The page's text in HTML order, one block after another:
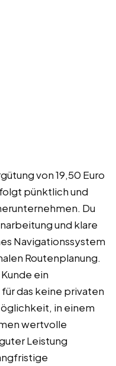
von 19,50 Euro
pünktlich und
Du
und klare
Navigationssystem
Routenplanung.
ein
das keine privaten
in einem
wertvolle
Leistung